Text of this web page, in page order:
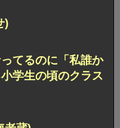
)
てるのに「私誰か
学生の頃のクラス